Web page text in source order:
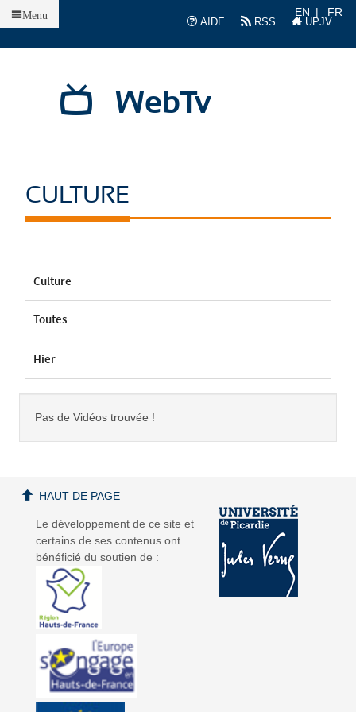
AIDE
RSS UPJV
EN FR
WebTv
Menu
CULTURE
Culture
Toutes
Hier
Pas de Vidéos trouvée !
Le développement de ce site et
certains de ses contenus ont
bénéficié du soutien de :
HAUT DE PAGE